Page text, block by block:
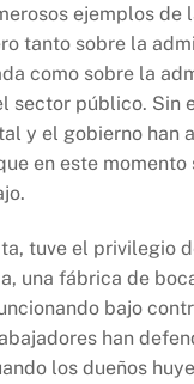
ejemplos de
tanto sobre la
como sobre la
sector público. Sin
y el gobierno han
en este momento
tuve el privilegio
una fábrica de
bajo
han
los dueños